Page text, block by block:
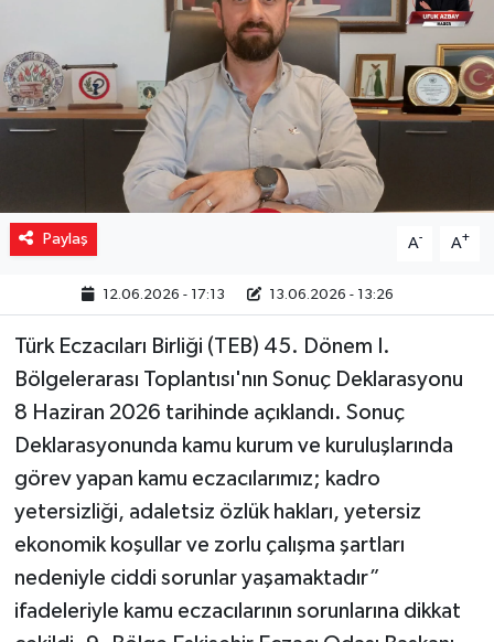
Paylaş A- A+
12.06.2026 - 17:13 13.06.2026 - 13:26
Türk Eczacıları Birliği (TEB) 45. Dönem I.
Bölgelerarası Toplantısı'nın Sonuç Deklarasyonu
8 Haziran 2026 tarihinde açıklandı. Sonuç
Deklarasyonunda kamu kurum ve kuruluşlarında
görev yapan kamu eczacılarımız; kadro
yetersizliği, adaletsiz özlük hakları, yetersiz
ekonomik koşullar ve zorlu çalışma şartları
nedeniyle ciddi sorunlar yaşamaktadır”
ifadeleriyle kamu eczacılarının sorunlarına dikkat